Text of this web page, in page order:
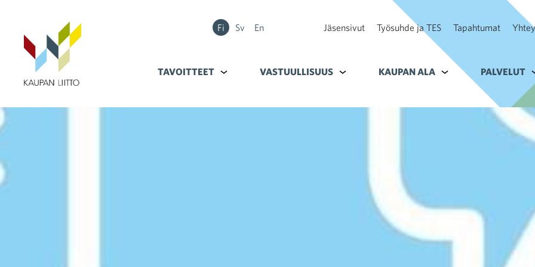
Fi Sv En Jäsensivut Työsuhde ja TES Tapahtumat
TAVOITTEET Alavalikko kohteelle Tavoitteet
VASTUULLISUUS Alavalikko kohteelle Vastuullisuus
KAUPAN ALA Alavalikko kohteelle
PALVELUT